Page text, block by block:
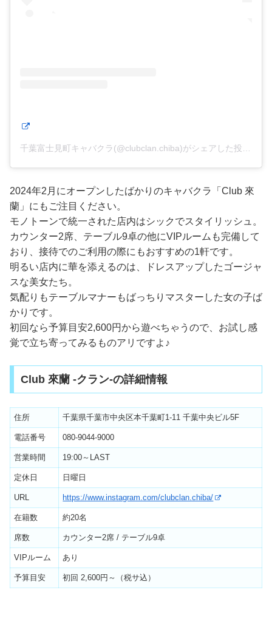
2024年2月にオープンしたばかりのキャバクラ「Club 來
蘭」にもご注目ください。
モノトーンで統一された店内はシックでスタイリッシュ。
カウンター2席、テーブル9卓の他にVIPルームも完備して
おり、接待でのご利用の際にもおすすめの1軒です。
明るい店内に華を添えるのは、ドレスアップしたゴージャ
スな美女たち。
気配りもテーブルマナーもばっちりマスターした女の子ば
かりです。
初回なら予算目安2,600円から遊べちゃうので、お試し感
覚で立ち寄ってみるものアリですよ♪
Club 來蘭 -クラン-の詳細情報
住所 千葉県千葉市中央区本千葉町1-11 千葉中央ビル5F
電話番号 080-9044-9000
営業時間 19:00～LAST
定休日 日曜日
URL https://www.instagram.com/clubclan.chiba/
在籍数 約20名
席数 カウンター2席 / テーブル9卓
VIPルーム あり
予算目安 初回 2,600円～（税サ込）